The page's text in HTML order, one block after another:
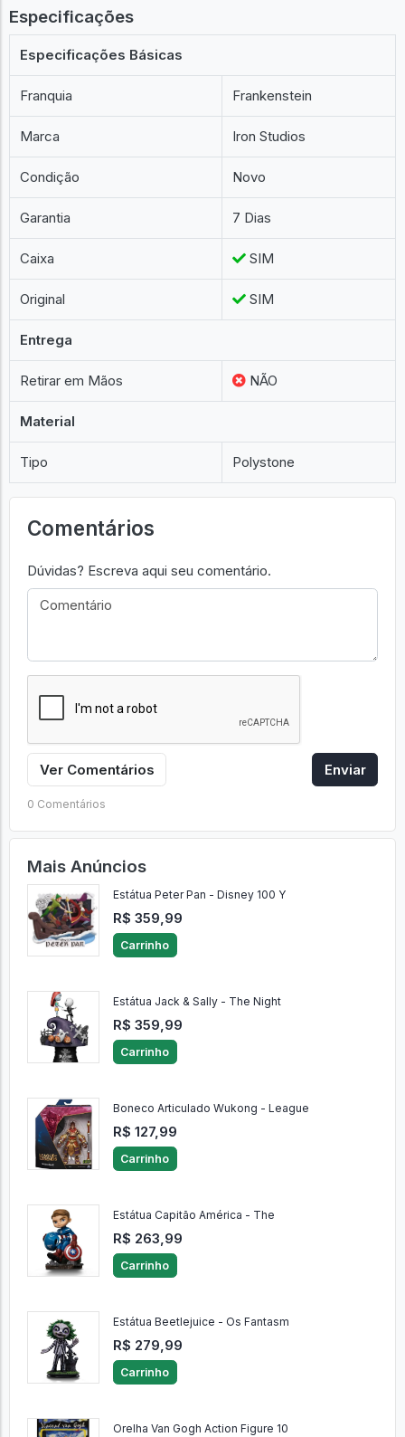
Especificações
Especificações Básicas
Franquia Frankenstein
Marca Iron Studios
Condição Novo
Garantia 7 Dias
Caixa SIM
Original SIM
Entrega
Retirar em Mãos NÃO
Material
Tipo Polystone
Comentários
Dúvidas? Escreva aqui seu comentário.
Ver Comentários Enviar
0 Comentários
Mais Anúncios
Estátua Peter Pan - Disney 100 Y
R$ 359,99
Carrinho
Estátua Jack & Sally - The Night
R$ 359,99
Carrinho
Boneco Articulado Wukong - League
R$ 127,99
Carrinho
Estátua Capitão América - The
R$ 263,99
Carrinho
Estátua Beetlejuice - Os Fantasm
R$ 279,99
Carrinho
Orelha Van Gogh Action Figure 10